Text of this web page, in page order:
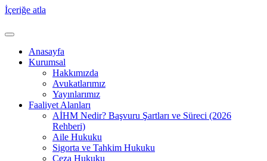
İçeriğe atla
Anasayfa
Kurumsal
Hakkımızda
Avukatlarımız
Yayınlarımız
Faaliyet Alanları
AİHM Nedir? Başvuru Şartları ve Süreci (2026
Rehberi)
Aile Hukuku
Sigorta ve Tahkim Hukuku
Ceza Hukuku